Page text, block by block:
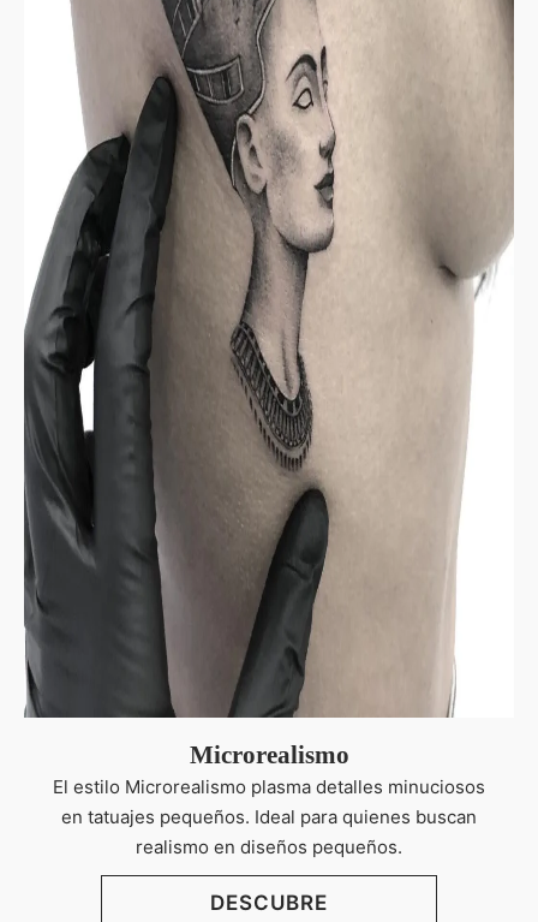
Microrealismo
El estilo Microrealismo plasma detalles minuciosos
en tatuajes pequeños. Ideal para quienes buscan
realismo en diseños pequeños.
DESCUBRE